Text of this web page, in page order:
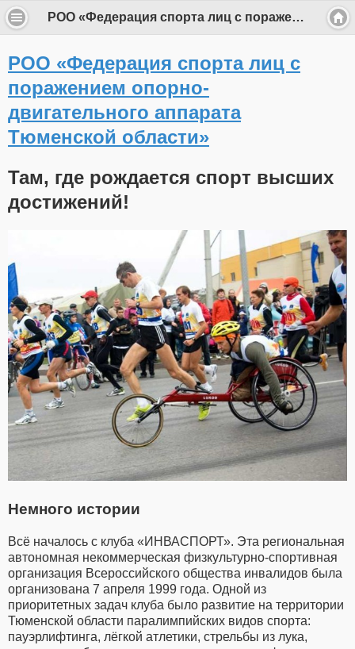
РОО «Федерация спорта лиц с поражением опорно-двигательного аппарата Тюменской области»
РОО «Федерация спорта лиц с
поражением опорно-
двигательного аппарата
Тюменской области»
Там, где рождается спорт высших
достижений!
Немного истории
Всё началось с клуба «ИНВАСПОРТ». Эта региональная
автономная некоммерческая физкультурно-спортивная
организация Всероссийского общества инвалидов была
организована 7 апреля 1999 года. Одной из
приоритетных задач клуба было развитие на территории
Тюменской области паралимпийских видов спорта:
пауэрлифтинга, лёгкой атлетики, стрельбы из лука,